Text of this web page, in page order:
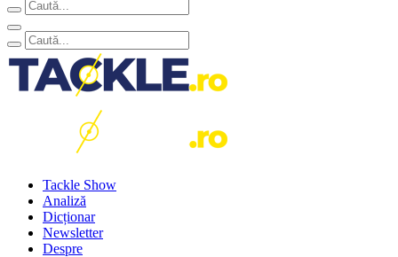
Tackle Show
Analiză
Dicționar
Newsletter
Despre